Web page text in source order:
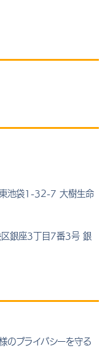
池袋1-32-7 大樹生命
区銀座3丁目7番3号 銀
のプライバシーを守る